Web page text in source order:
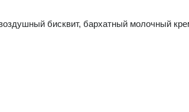
бисквит, бархатный молочный